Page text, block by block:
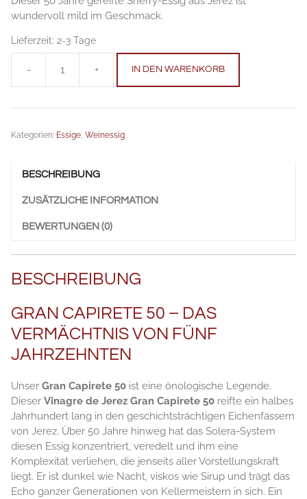
wundervoll mild im Geschmack.
Lieferzeit: 2-3 Tage
-
Gran
Capirete
50
l
+ IN DEN WARENKORB
Kategorien: Essige Weinessig
BESCHREIBUNG
ZUSÄTZLICHE INFORMATION
BEWERTUNGEN (0)
BESCHREIBUNG
GRAN CAPIRETE 50 – DAS
VERMÄCHTNIS VON FÜNF
JAHRZEHNTEN
Unser Gran Capirete 50 ist eine önologische Legende.
Dieser Vinagre de Jerez Gran Capirete 50 reifte ein halbes
Jahrhundert lang in den geschichtsträchtigen Eichenfässern
von Jerez. Über 50 Jahre hinweg hat das Solera-System
diesen Essig konzentriert, veredelt und ihm eine
Komplexität verliehen, die jenseits aller Vorstellungskraft
liegt. Er ist dunkel wie Nacht, viskos wie Sirup und trägt das
Echo ganzer Generationen von Kellermeistern in sich. Ein